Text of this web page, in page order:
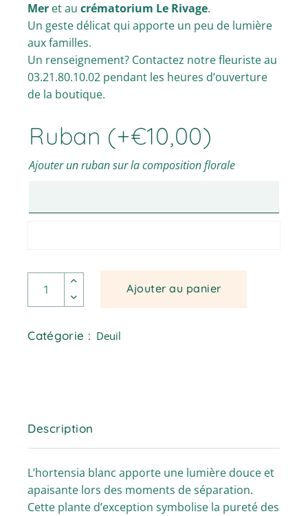
Mer et aucrématorium Le Rivage.
Un geste délicat qui apporte un peu de lumière
aux familles.
Un renseignement? Contactez notre fleuriste au
03.21.80.10.02 pendant les heures d’ouverture
de la boutique.
Ruban (+€10,00)
Ajouter un ruban sur la composition florale
Hortensia blanc pour deuil. quantité
Ajouter au panier
Catégorie : Deuil
Description
L’hortensia blanc apporte une lumière douce et
apaisante lors des moments de séparation.
Cette plante d’exception symbolise la pureté des